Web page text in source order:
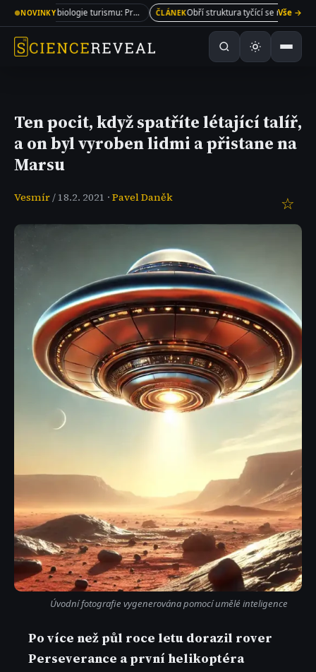
●NOVINKY Evoluční biologie turismu: Proč cestujeme a tvoříme davy? ČLÁNEK Obří struktura tyčící se nad Mléčnou dráhou. Po 40 letech vědci konečně vyřešili její záhadu
Vše →
Ten pocit, když spatříte létající talíř,
a on byl vyroben lidmi a přistane na
Marsu
Vesmír/ 18.2. 2021 · Pavel Daněk ☆
Úvodní fotografie vygenerována pomocí umělé inteligence
Po více než půl roce letu dorazil rover
Perseverance a první helikoptéra